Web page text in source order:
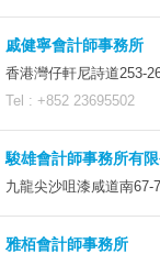
戚健寧會計師事務所
香港灣仔軒尼詩道253-
Tel : +852
駿雄會計師事務所有限
九龍尖沙咀漆咸道南67-
雅栢會計師事務所